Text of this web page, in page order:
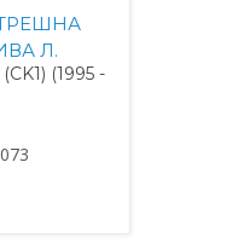
Л.
(1995 -